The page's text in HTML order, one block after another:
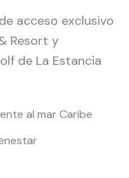
acceso exclusivo
Resort y
de La Estancia
al mar Caribe